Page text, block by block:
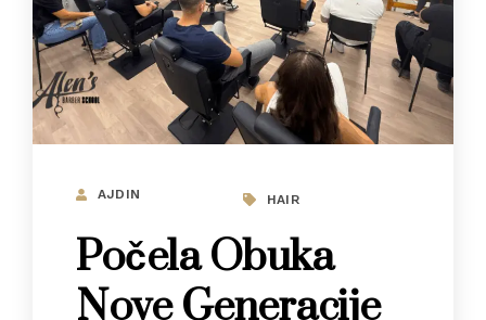
AJDIN HAIR
Počela Obuka
Nove Generacije